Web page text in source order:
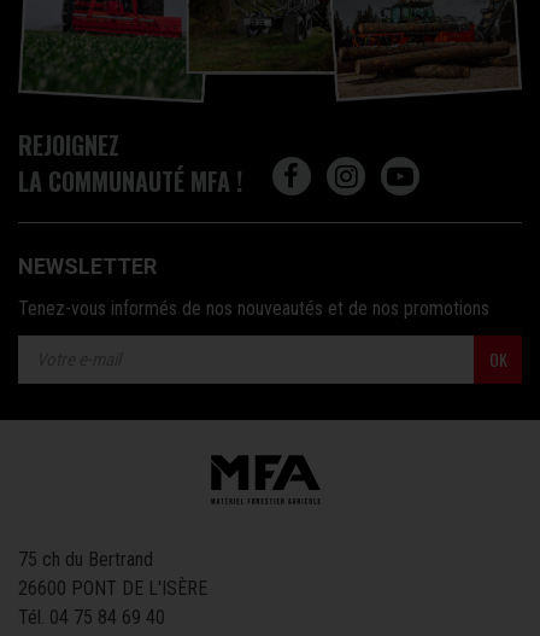
REJOIGNEZ
LA COMMUNAUTÉ MFA !
NEWSLETTER
Tenez-vous informés de nos nouveautés et de nos promotions
OK
75 ch du Bertrand
26600 PONT DE L'ISÈRE
Tél. 04 75 84 69 40